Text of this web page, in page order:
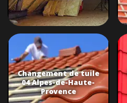
Changement de tuile
04 Alpes-de-Haute-
Provence